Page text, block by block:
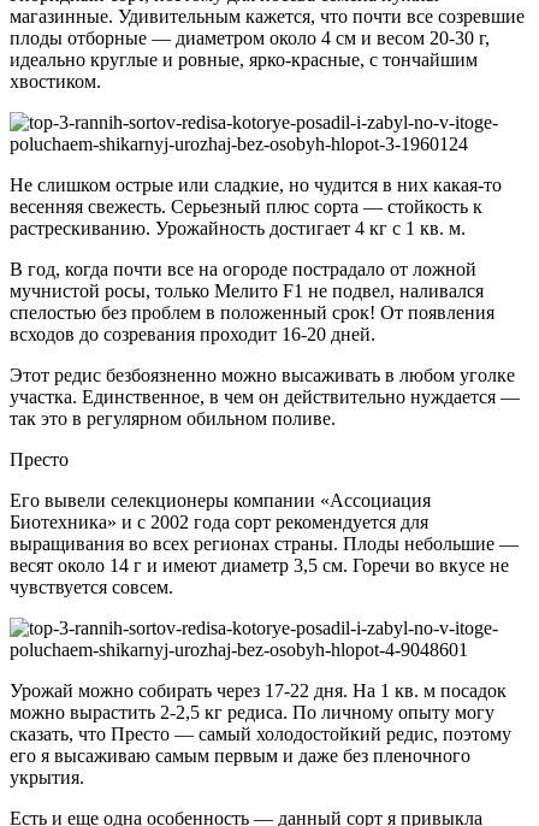
магазинные. Удивительным кажется, что почти все созревшие
плоды отборные — диаметром около 4 см и весом 20-30 г,
идеально круглые и ровные, ярко-красные, с тончайшим
хвостиком.
Не слишком острые или сладкие, но чудится в них какая-то
весенняя свежесть. Серьезный плюс сорта — стойкость к
растрескиванию. Урожайность достигает 4 кг с 1 кв. м.
В год, когда почти все на огороде пострадало от ложной
мучнистой росы, только Мелито F1 не подвел, наливался
спелостью без проблем в положенный срок! От появления
всходов до созревания проходит 16-20 дней.
Этот редис безбоязненно можно высаживать в любом уголке
участка. Единственное, в чем он действительно нуждается —
так это в регулярном обильном поливе.
Престо
Его вывели селекционеры компании «Ассоциация
Биотехника» и с 2002 года сорт рекомендуется для
выращивания во всех регионах страны. Плоды небольшие —
весят около 14 г и имеют диаметр 3,5 см. Горечи во вкусе не
чувствуется совсем.
Урожай можно собирать через 17-22 дня. На 1 кв. м посадок
можно вырастить 2-2,5 кг редиса. По личному опыту могу
сказать, что Престо — самый холодостойкий редис, поэтому
его я высаживаю самым первым и даже без пленочного
укрытия.
Есть и еще одна особенность — данный сорт я привыкла